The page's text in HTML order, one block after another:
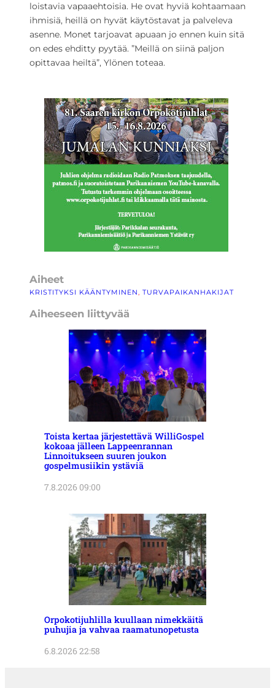
loistavia vapaaehtoisia. He ovat hyviä kohtaamaan
ihmisiä, heillä on hyvät käytöstavat ja palveleva
asenne. Monet tarjoavat apuaan jo ennen kuin sitä
on edes ehditty pyytää. ”Meillä on siinä paljon
opittavaa heiltä”, Ylönen toteaa.
Aiheet
KRISTITYKSI KÄÄNTYMINEN, TURVAPAIKANHAKIJAT
Aiheeseen liittyvää
Toista kertaa järjestettävä WilliGospel
kokoaa jälleen Lappeenrannan
Linnoitukseen suuren joukon
gospelmusiikin ystäviä
7.8.2026 09:00
Orpokotijuhlilla kuullaan nimekkäitä
puhujia ja vahvaa raamatunopetusta
6.8.2026 22:58